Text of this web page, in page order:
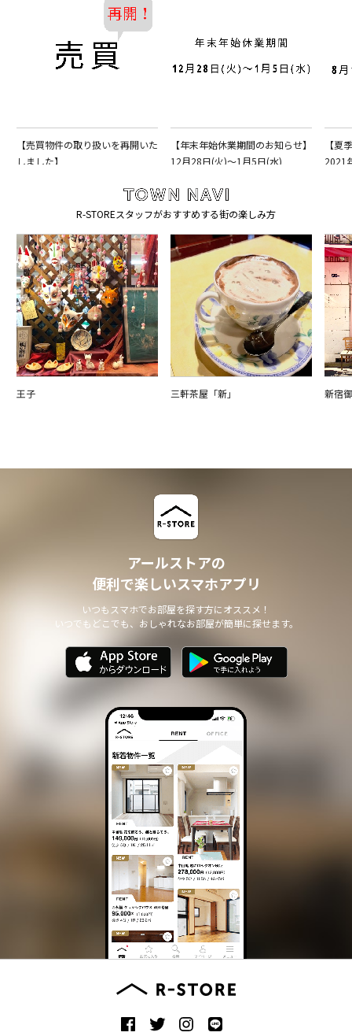
【売買物件の取り扱いを再開いた
しました】
【年末年始休業期間のお知らせ】
12月28日(火)〜1月5日(水)
【夏
2021
R-STOREスタッフがおすすめする街の楽しみ方
王子 三軒茶屋「新」 新宿
アールストアの
便利で楽しいスマホアプリ
いつもスマホでお部屋を探す方にオススメ！
いつでもどこでも、おしゃれなお部屋が簡単に探せます。